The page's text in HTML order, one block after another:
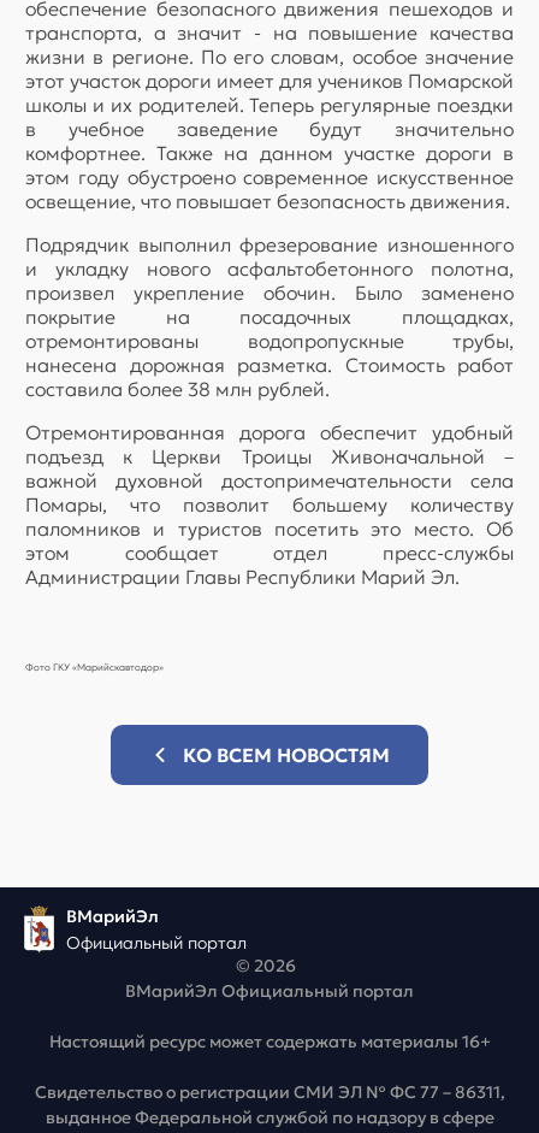
обеспечение безопасного движения пешеходов и
транспорта, а значит - на повышение качества
жизни в регионе. По его словам, особое значение
этот участок дороги имеет для учеников Помарской
школы и их родителей. Теперь регулярные поездки
в учебное заведение будут значительно
комфортнее. Также на данном участке дороги в
этом году обустроено современное искусственное
освещение, что повышает безопасность движения.
Подрядчик выполнил фрезерование изношенного
и укладку нового асфальтобетонного полотна,
произвел укрепление обочин. Было заменено
покрытие на посадочных площадках,
отремонтированы водопропускные трубы,
нанесена дорожная разметка. Стоимость работ
составила более 38 млн рублей.
Отремонтированная дорога обеспечит удобный
подъезд к Церкви Троицы Живоначальной –
важной духовной достопримечательности села
Помары, что позволит большему количеству
паломников и туристов посетить это место. Об
этом сообщает отдел пресс-службы
Администрации Главы Республики Марий Эл.
Фото ГКУ «Марийскавтодор»
КО ВСЕМ НОВОСТЯМ
ВМарийЭл
Официальный портал
© 2026
ВМарийЭл Официальный портал
Настоящий ресурс может содержать материалы 16+
Свидетельство о регистрации СМИ ЭЛ № ФС 77 – 86311,
выданное Федеральной службой по надзору в сфере